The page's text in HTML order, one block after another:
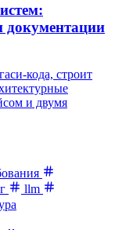
документации
кода, строит
и двумя
llm